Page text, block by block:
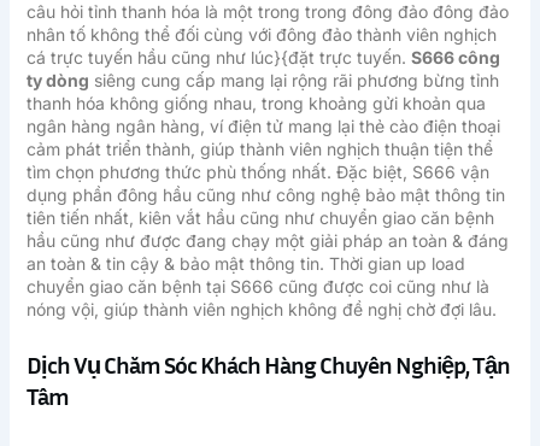
câu hỏi tỉnh thanh hóa là một trong trong đông đảo đông đảo
nhân tố không thể đối cùng với đông đảo thành viên nghịch
cá trực tuyến hầu cũng như lúc}{đặt trực tuyến. S666 công
ty dòng siêng cung cấp mang lại rộng rãi phương bừng tỉnh
thanh hóa không giống nhau, trong khoảng gửi khoản qua
ngân hàng ngân hàng, ví điện tử mang lại thẻ cào điện thoại
cảm phát triển thành, giúp thành viên nghịch thuận tiện thể
tìm chọn phương thức phù thống nhất. Đặc biệt, S666 vận
dụng phần đông hầu cũng như công nghệ bảo mật thông tin
tiên tiến nhất, kiên vắt hầu cũng như chuyển giao căn bệnh
hầu cũng như được đang chạy một giải pháp an toàn & đáng
an toàn & tin cậy & bảo mật thông tin. Thời gian up load
chuyển giao căn bệnh tại S666 cũng được coi cũng như là
nóng vội, giúp thành viên nghịch không đề nghị chờ đợi lâu.
Dịch Vụ Chăm Sóc Khách Hàng Chuyên Nghiệp, Tận
Tâm